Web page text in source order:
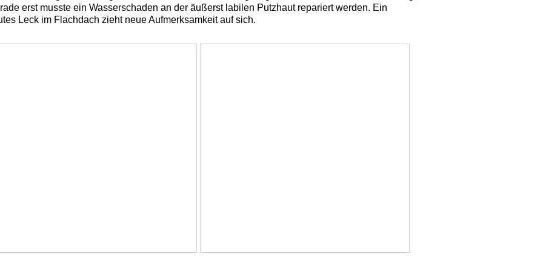
erst musste ein Wasserschaden an der äußerst labilen Putzhaut repariert werden. Ein
Leck im Flachdach zieht neue Aufmerksamkeit auf sich.